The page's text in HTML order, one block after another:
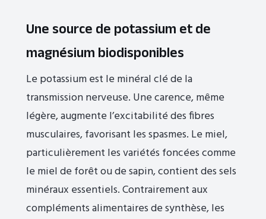
Une source de potassium et de
magnésium biodisponibles
Le potassium est le minéral clé de la
transmission nerveuse. Une carence, même
légère, augmente l’excitabilité des fibres
musculaires, favorisant les spasmes. Le miel,
particulièrement les variétés foncées comme
le miel de forêt ou de sapin, contient des sels
minéraux essentiels. Contrairement aux
compléments alimentaires de synthèse, les